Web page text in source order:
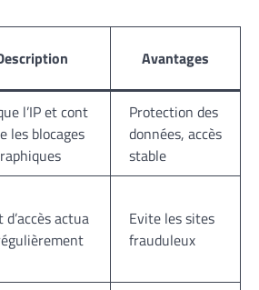
Avantages
l’IP et cont
les blocages
Protection des
données, accès
stable
d’accès actua
Evite les sites
frauduleux